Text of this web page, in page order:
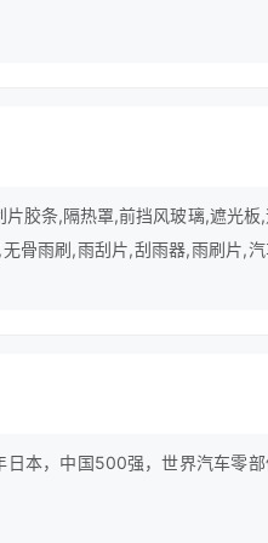
胶条,隔热罩,前挡风玻璃,遮光板,
骨雨刷,雨刮片,刮雨器,雨刷片,汽
本，中国500强，世界汽车零部